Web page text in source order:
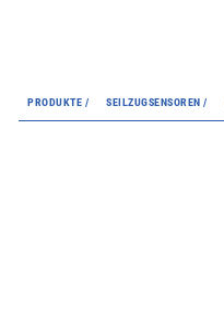
PRODUKTE / SEILZUGSENSOREN /